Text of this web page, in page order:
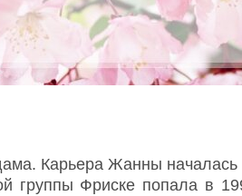
Карьера Жанны началась
группы Фриске попала в